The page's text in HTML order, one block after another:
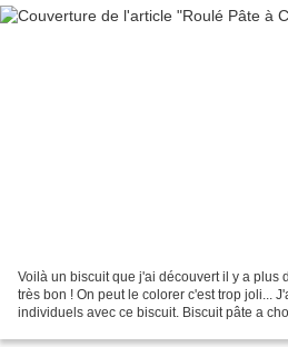
Voilà un biscuit que j'ai découvert il y a plus
très bon ! On peut le colorer c'est trop joli...
individuels avec ce biscuit. Biscuit pâte a